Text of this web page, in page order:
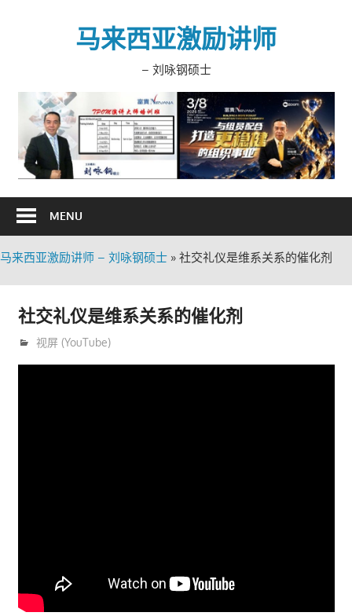
马来西亚激励讲师
– 刘咏钢硕士
MENU
马来西亚激励讲师 – 刘咏钢硕士 » 社交礼仪是维系关系的催化剂
社交礼仪是维系关系的催化剂
12月 4, 2020
trainer
视屏 (YouTube)